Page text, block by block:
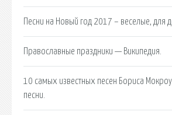
Песни на Новый год 2017 – веселые, для
Православные праздники — Википедия.
10 самых известных песен Бориса
песни.